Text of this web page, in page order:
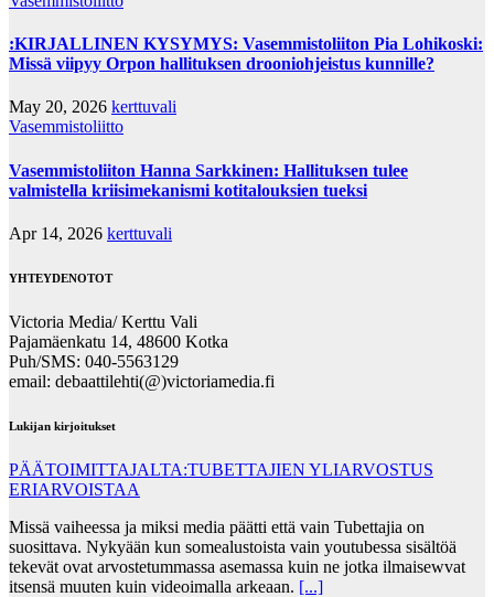
:KIRJALLINEN KYSYMYS: Vasemmistoliiton Pia Lohikoski:
Missä viipyy Orpon hallituksen drooniohjeistus kunnille?
May 20, 2026 kerttuvali
Vasemmistoliitto
Vasemmistoliiton Hanna Sarkkinen: Hallituksen tulee
valmistella kriisimekanismi kotitalouksien tueksi
Apr 14, 2026 kerttuvali
YHTEYDENOTOT
Victoria Media/ Kerttu Vali
Pajamäenkatu 14, 48600 Kotka
Puh/SMS: 040-5563129
email: debaattilehti(@)victoriamedia.fi
Lukijan kirjoitukset
PÄÄTOIMITTAJALTA:TUBETTAJIEN YLIARVOSTUS
ERIARVOISTAA
Missä vaiheessa ja miksi media päätti että vain Tubettajia on
suosittava. Nykyään kun somealustoista vain youtubessa sisältöä
tekevät ovat arvostetummassa asemassa kuin ne jotka ilmaisewvat
itsensä muuten kuin videoimalla arkeaan. [...]